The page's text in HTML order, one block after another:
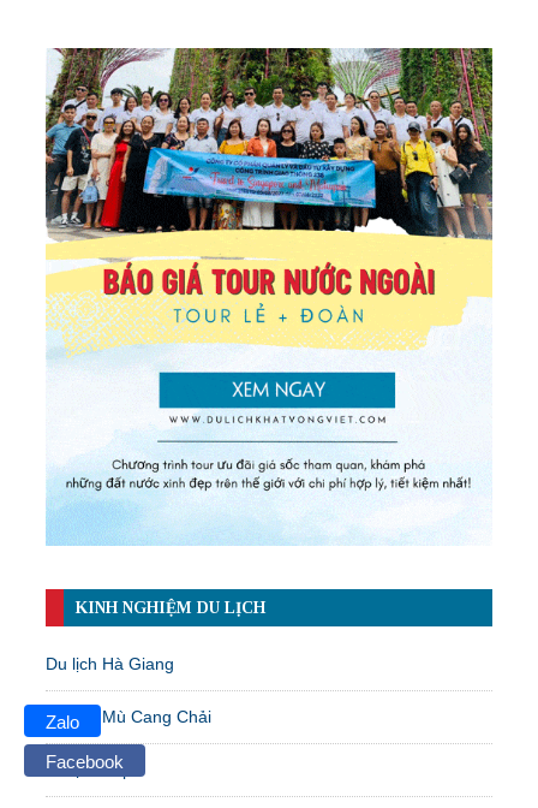
KINH NGHIỆM DU LỊCH
Du lịch Hà Giang
Du lịch Mù Cang Chải
Du lịch Sapa
Zalo
Facebook